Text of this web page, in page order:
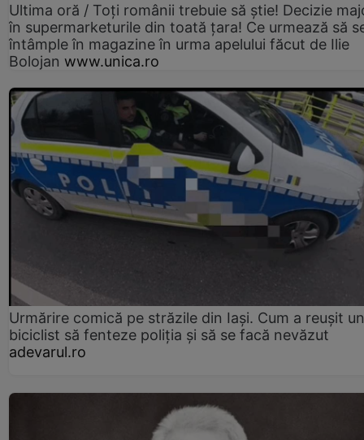
Ultima oră / Toți românii trebuie să știe! Decizie
în supermarketurile din toată țara! Ce urmează să
întâmple în magazine în urma apelului făcut de Ilie
Bolojan www.unica.ro
Urmărire comică pe străzile din Iași. Cum a reușit un
biciclist să fenteze poliția și să se facă nevăzut
adevarul.ro